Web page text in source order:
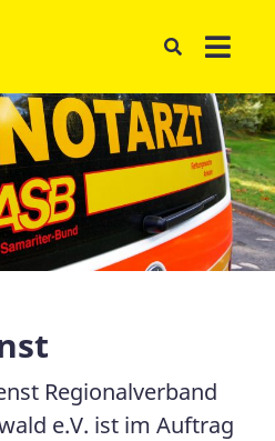
Regionalverband
e.V. ist im Auftrag